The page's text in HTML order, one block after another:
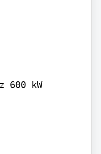
600 kW